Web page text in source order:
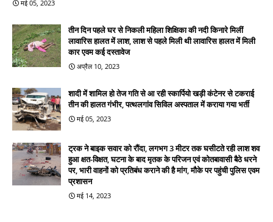
मई 05, 2023
तीन दिन पहले घर से निकली महिला शिक्षिका की नदी किनारे मिलीं
लावारिस हालत में लाश, लाश से पहले मिली थी लावारिस हालत में मिली
कार एवम कई दस्तावेज
अप्रैल 10, 2023
शादी में शामिल हो तेज गति से आ रही स्कार्पियो खड़ी कंटेनर से टकराई
तीन की हालत गंभीर, पत्थलगांव सिविल अस्पताल में कराया गया भर्ती
मई 05, 2023
ट्रक ने बाइक सवार को रौंदा, लगभग 3 मीटर तक घसीटते रही लाश शव
हुआ क्षत-विक्षत, घटना के बाद मृतक के परिजन एवं कोतबावासी बैठे धरने
पर, भारी वाहनों को प्रतिबंध कराने की है मांग, मौके पर पहुंची पुलिस एवम
प्रशासन
मई 14, 2023